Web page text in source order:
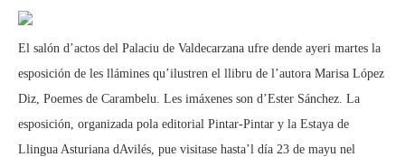
El salón d’actos del Palaciu de Valdecarzana ufre dende ayeri martes la
esposición de les llámines qu’ilustren el llibru de l’autora Marisa López
Diz, Poemes de Carambelu. Les imáxenes son d’Ester Sánchez. La
esposición, organizada pola editorial Pintar-Pintar y la Estaya de
Llingua Asturiana dAvilés, pue visitase hasta’l día 23 de mayu nel